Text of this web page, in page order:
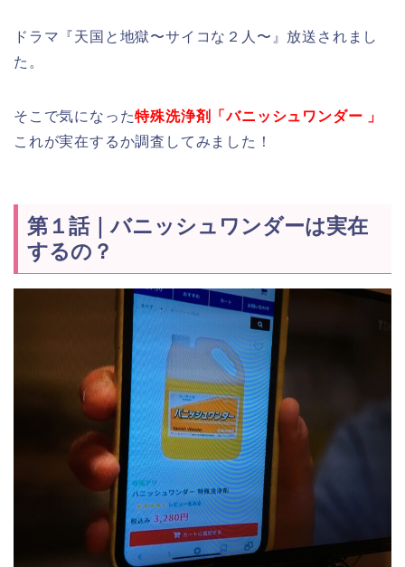
ドラマ『天国と地獄〜サイコな２人〜』放送されまし
た。
そこで気になった特殊洗浄剤「バニッシュワンダー 」
これが実在するか調査してみました！
第１話｜バニッシュワンダーは実在
するの？